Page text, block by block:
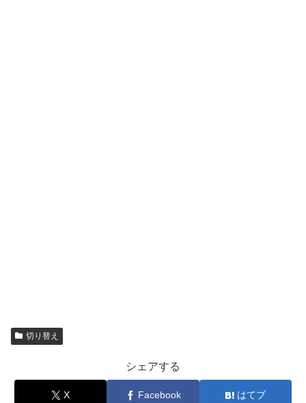
切り替え
シェアする
X Facebook はてブ